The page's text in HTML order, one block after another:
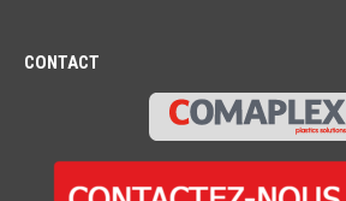
CONTACT